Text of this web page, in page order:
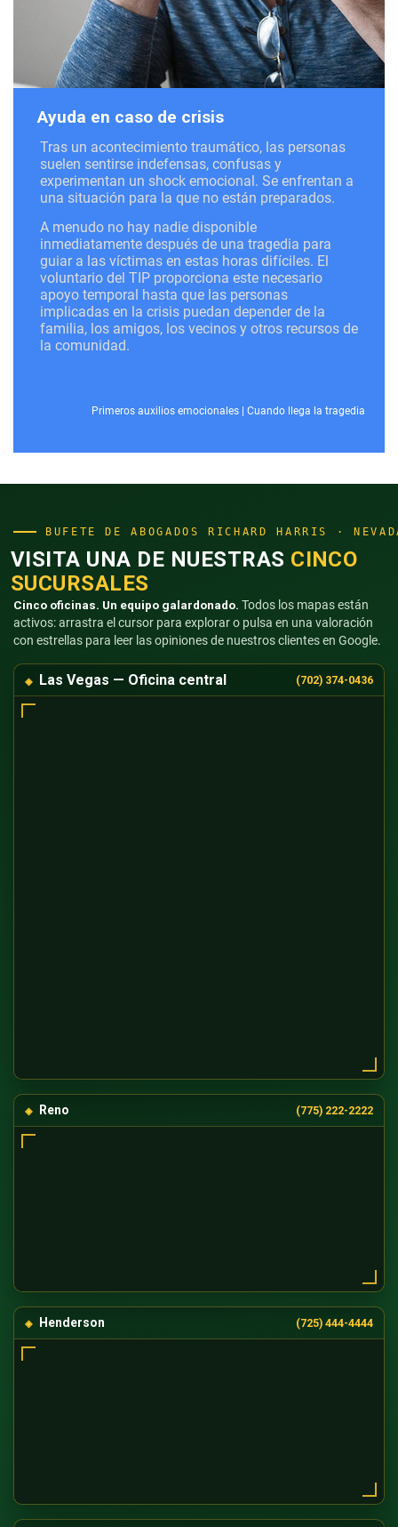
Ayuda en caso de crisis
Tras un acontecimiento traumático, las personas
suelen sentirse indefensas, confusas y
experimentan un shock emocional. Se enfrentan a
una situación para la que no están preparados.
A menudo no hay nadie disponible
inmediatamente después de una tragedia para
guiar a las víctimas en estas horas difíciles. El
voluntario del TIP proporciona este necesario
apoyo temporal hasta que las personas
implicadas en la crisis puedan depender de la
familia, los amigos, los vecinos y otros recursos de
la comunidad.
Primeros auxilios emocionales | Cuando llega la tragedia
BUFETE DE ABOGADOS RICHARD HARRIS ·
VISITA UNA DE NUESTRAS CINCO
SUCURSALES
Cinco oficinas. Un equipo galardonado. Todos los mapas están
activos: arrastra el cursor para explorar o pulsa en una valoración
con estrellas para leer las opiniones de nuestros clientes en Google.
Las Vegas — Oficina central (702) 374-0436
Reno (775) 222-2222
Henderson (725) 444-4444